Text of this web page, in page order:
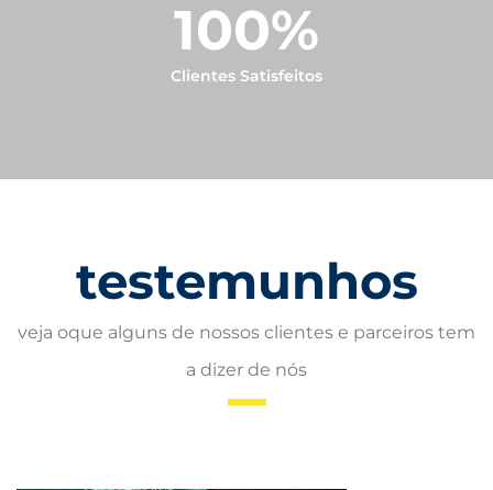
100%
Clientes Satisfeitos
testemunhos
veja oque alguns de nossos clientes e parceiros tem
a dizer de nós